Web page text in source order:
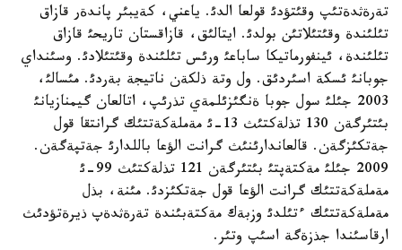
تةرةثدةتئپ وقئتؤدئ قولعا الدئ. ياعني، كةيبئر پاندةر قازاق
تئلئندة وقئتئلاتئن بولدئ. ايتالئق، قازاقستان تاريحئ قازاق
تئلئندة، ئينفورماتيكا ساباعئ ورئس تئلئندة وقئتئلادئ. وسئنداي
جوبانئ ئسكة اسئردئق. ول وتة ذلكةن ناتيجة بةردئ. مئسالئ،
2003 جئلئ سول جوبا ةنگئزئلمةي تذرئپ، اتالعان گيمنازيانئ
بئتئرگةن 130 تذلةكتئث 13-ئ مةملةكةتتئك گرانتقا قول
جةتكئزگةن. قالعاندارئنئث گرانت الؤعا باللدارئ جةتپةگةن.
2009 جئلئ مةكتةپتئ بئتئرگةن 121 تذلةكتئث 99-ئ
مةملةكةتتئك گرانت الؤعا قول جةتكئزدئ. مئنة، بذل
مةملةكةتتئك ءتئلدئ وزبةك مةكتةبئندة تةرةثدةپ ذيرةتؤدئث
ارقاسئندا جذزةگة اسئپ وتئر.